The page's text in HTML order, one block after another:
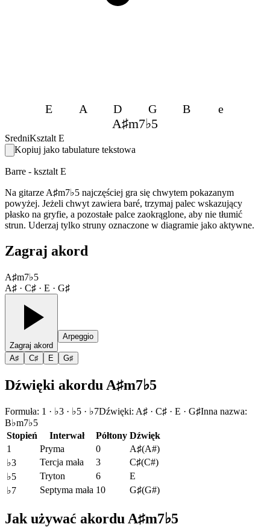
E A D G B e
A♯m7♭5
SredniKsztalt E
Kopiuj jako tabulature tekstowa
Barre - ksztalt E
Na gitarze A♯m7♭5 najczęściej gra się chwytem pokazanym
powyżej. Jeżeli chwyt zawiera baré, trzymaj palec wskazujący
płasko na gryfie, a pozostałe palce zaokrąglone, aby nie tłumić
strun. Uderzaj tylko struny oznaczone w diagramie jako aktywne.
Zagraj akord
A♯m7♭5
A♯ · C♯ · E · G♯
Zagraj akord
Arpeggio
A♯ C♯ E G♯
Dźwięki akordu A♯m7♭5
Formuła: 1 · ♭3 · ♭5 · ♭7Dźwięki: A♯ · C♯ · E · G♯Inna nazwa:
B♭m7♭5
Stopień
Interwał Półtony Dźwięk
1
Pryma 0 A♯(A#)
♭3
Tercja mała 3 C♯(C#)
♭5
Tryton 6
E
♭7
Septyma mała 10 G♯(G#)
Jak używać akordu A♯m7♭5